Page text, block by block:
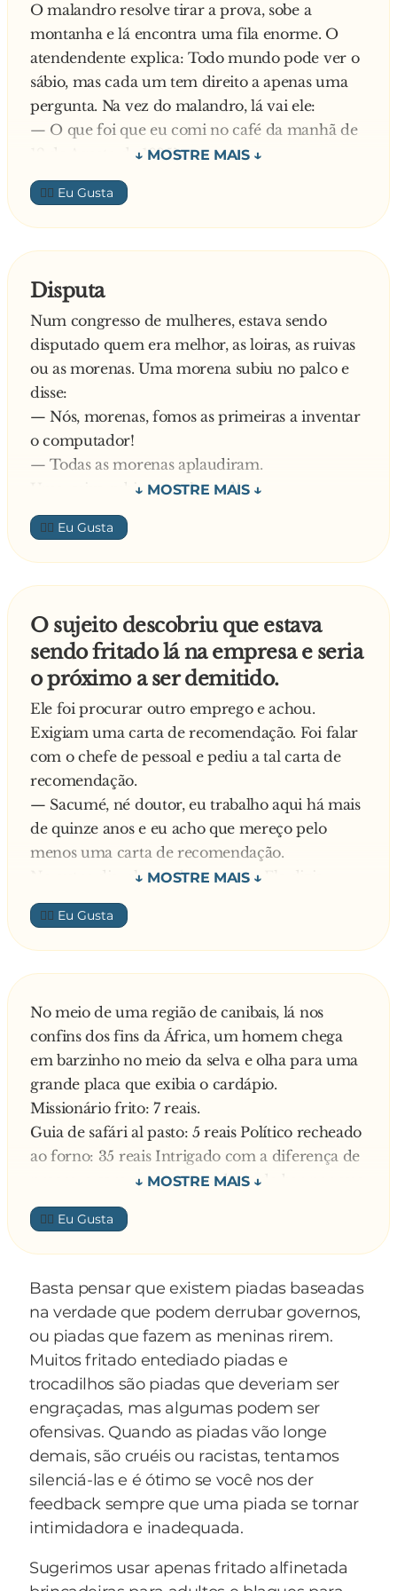
nervoso, fui bater no cara mas quem acabou
apanhando fui eu! Fui tomar um banho e tomei
um choque que quase me fritou! Aí tô eu aqui,
pronto pra se suicidar, E VOCÊ TOMA MEU
COPO DE VENENO TODO!!!!!!!!!! Assim num
pode, assim num dá!!!
O malandro resolve tirar a prova, sobe a
montanha e lá encontra uma fila enorme. O
atendendente explica: Todo mundo pode ver o
sábio, mas cada um tem direito a apenas uma
pergunta. Na vez do malandro, lá vai ele:
— O que foi que eu comi no café da manhã de
12 de Agosto de 1985?
O sábio abaixa a cabeça, pensa um pouco e
responde:
— Ovos!
Impressionado, o malandro vai embora.
reencontra o sábio. Mas, se naquela época o
sábio já era bem velinho, como é que ele ainda
estava ali? Incrédulo, ele grita:
— Mas como?
E o sábio abaixa a cabeça e diz:
— Fritos!
👍🏼
Disputa
Num congresso de mulheres, estava sendo
disputado quem era melhor, as loiras, as ruivas
ou as morenas. Uma morena subiu no palco e
disse:
— Nós, morenas, fomos as primeiras a inventar
o computador!
— Todas as morenas aplaudiram.
Uma ruiva subiu no palco e disse:
— Nós, ruivas, fomos as primeiras mulheres a ir
para a lua.
— Todas as ruivas aplaudiram.
Uma loira subiu no palco e também disse:
mas estamos pretendendo a ser as primeiras
mulheres há ir para o sol.
— Todas as loiras aplaudiram.
Mas o resto das mulheres riram.
Então, uma morena subiu e disse:
— Se vocês forem para o sol, vocês vão morrer
fritas suas antas!
Daí, uma loira subiu no palco e encostou a boca
bem pertinho do microfone, mas bem pertinho
mesmo e disse:
— Alôo! Mas nós vamos a noite!
👍🏼
O sujeito descobriu que estava
sendo fritado lá na empresa e seria
o próximo a ser demitido.
Ele foi procurar outro emprego e achou.
Exigiam uma carta de recomendação. Foi falar
com o chefe de pessoal e pediu a tal carta de
recomendação.
— Sacumé, né doutor, eu trabalho aqui há mais
de quinze anos e eu acho que mereço pelo
menos uma carta de recomendação.
No outro dia, ele recebeu a carta. Ela dizia:
"Prezados Senhores:
O senhor José da Silva trabalhou nesta empresa
durante 16 anos e estamos muito satisfeitos por
ele ir trabalhar aí com vocês.
👍🏼
No meio de uma região de canibais, lá nos
confins dos fins da África, um homem chega
em barzinho no meio da selva e olha para uma
grande placa que exibia o cardápio.
Missionário frito: 7 reais.
Guia de safári al pasto: 5 reais Político recheado
ao forno: 35 reais Intrigado com a diferença de
preços, o cara pergunta ao dono do bar por que
político era um prato tão caro:
O dono do restaurante deu uma risadinha e
disse:
cozinhando — respondeu o dono do
restaurante — o senhor já tentou limpar um
deles
👍🏼
Basta pensar que existem piadas baseadas
na verdade que podem derrubar governos,
ou piadas que fazem as meninas rirem.
Muitos fritado entediado piadas e
trocadilhos são piadas que deveriam ser
engraçadas, mas algumas podem ser
ofensivas. Quando as piadas vão longe
demais, são cruéis ou racistas, tentamos
silenciá-las e é ótimo se você nos der
feedback sempre que uma piada se tornar
intimidadora e inadequada.
Sugerimos usar apenas fritado alfinetada